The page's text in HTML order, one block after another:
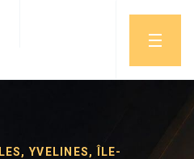
YVELINES, ÎLE-